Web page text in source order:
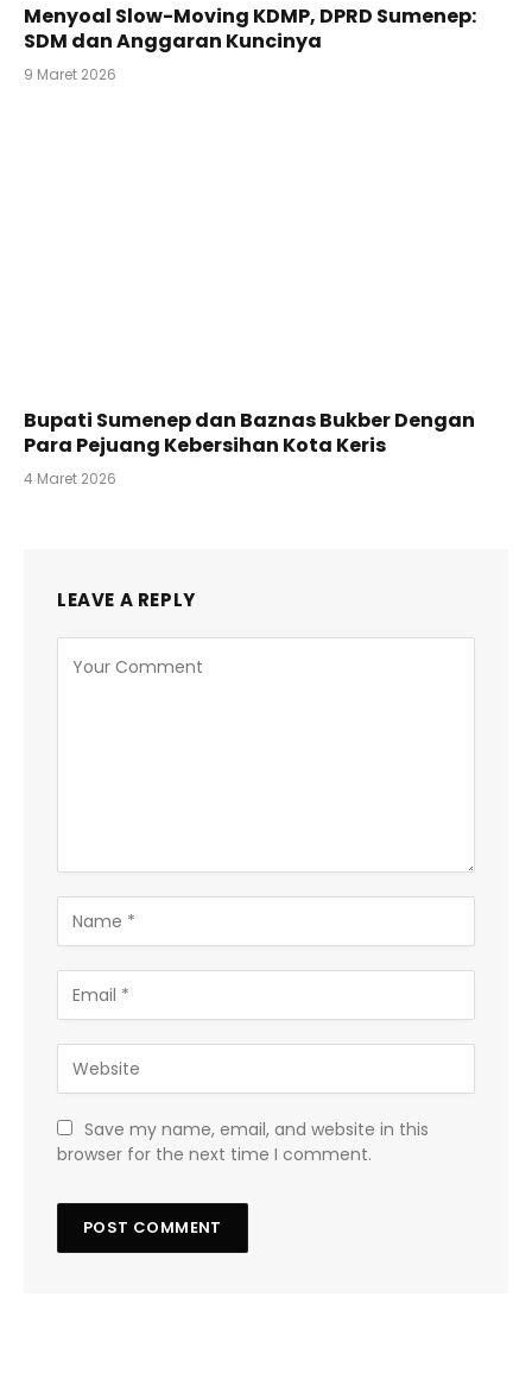
Menyoal Slow-Moving KDMP, DPRD Sumenep:
SDM dan Anggaran Kuncinya
9 Maret 2026
Bupati Sumenep dan Baznas Bukber Dengan
Para Pejuang Kebersihan Kota Keris
4 Maret 2026
LEAVE A REPLY
Save my name, email, and website in this
browser for the next time I comment.